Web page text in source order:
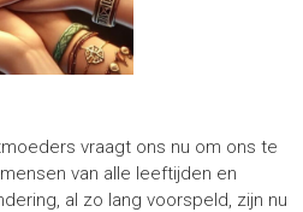
vraagt ons nu om ons te
van alle leeftijden en
al zo lang voorspeld, zijn nu